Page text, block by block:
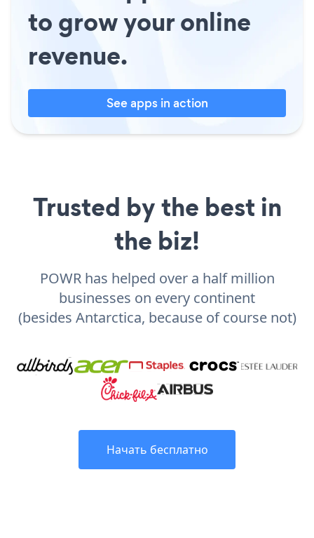
to grow your online
revenue.
See apps in action
Trusted by the best in
the biz!
POWR has helped over a half million
businesses on every continent
(besides Antarctica, because of course not)
Начать бесплатно